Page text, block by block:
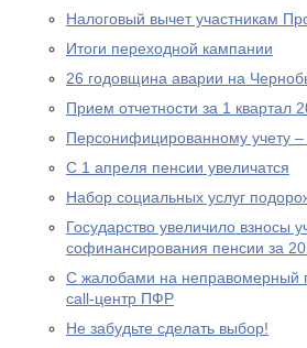
Налоговый вычет участникам
Итоги переходной кампании
26 годовщина аварии на
Прием отчетности за 1 квартал
Персонифицированному учету –
С 1 апреля пенсии увеличатся
Набор социальных услуг
Государство увеличило взносы
софинансирования пенсии за
С жалобами на неправомерный
call-центр ПФР
Не забудьте сделать выбор!